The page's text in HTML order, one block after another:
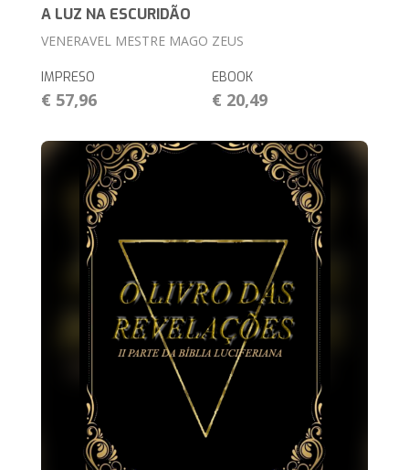
A LUZ NA ESCURIDÃO
VENERAVEL MESTRE MAGO ZEUS
IMPRESO
€ 57,96
EBOOK
€ 20,49